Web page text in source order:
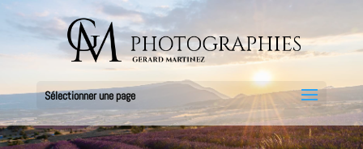
Sélectionner une page
Cookies management panel